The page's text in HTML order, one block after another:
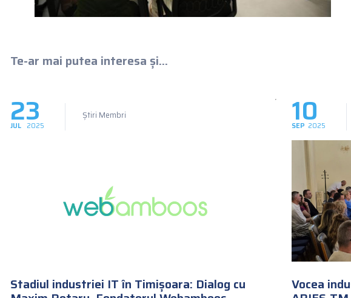
Te-ar mai putea interesa și...
23
JUL 2025
Știri Membri
Stadiul industriei IT în Timișoara: Dialog cu
10
SEP 2025
Vocea